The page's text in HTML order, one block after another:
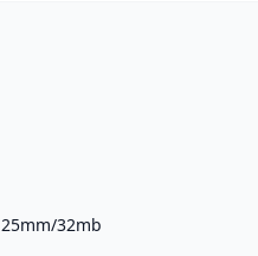
25mm/32mb